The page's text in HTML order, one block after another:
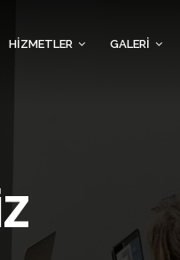
HİZMETLER GALERİ